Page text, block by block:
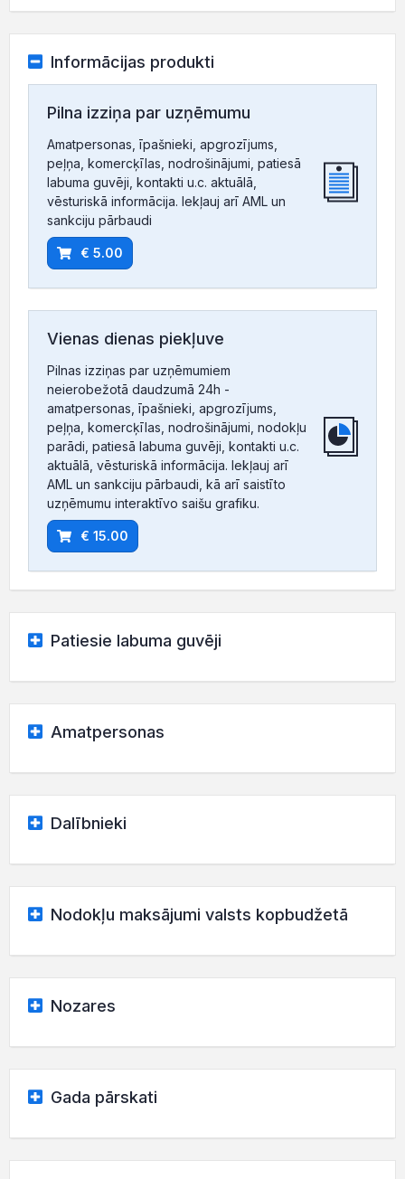
Informācijas produkti
Pilna izziņa par uzņēmumu
Amatpersonas, īpašnieki, apgrozījums,
peļņa, komercķīlas, nodrošinājumi, patiesā
labuma guvēji, kontakti u.c. aktuālā,
vēsturiskā informācija. Iekļauj arī AML un
sankciju pārbaudi
€ 5.00
Vienas dienas piekļuve
Pilnas izziņas par uzņēmumiem
neierobežotā daudzumā 24h -
amatpersonas, īpašnieki, apgrozījums,
peļņa, komercķīlas, nodrošinājumi, nodokļu
parādi, patiesā labuma guvēji, kontakti u.c.
aktuālā, vēsturiskā informācija. Iekļauj arī
AML un sankciju pārbaudi, kā arī saistīto
uzņēmumu interaktīvo saišu grafiku.
€ 15.00
Patiesie labuma guvēji
Amatpersonas
Dalībnieki
Nodokļu maksājumi valsts kopbudžetā
Nozares
Gada pārskati